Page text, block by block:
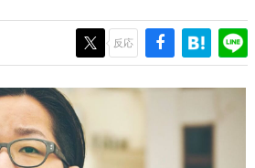
ジタルゲーム市場を担う若きクリエイター達
彼らのルーツと情熱を探っていきます。
代の作家たち
大な影響を受けた作家さんに取材し、ゲームが
テンツ産業やカルチャーに与えた影響を探る企
反応